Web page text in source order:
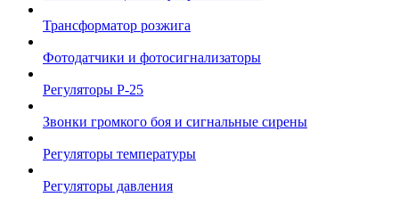
Трансформатор розжига
Фотодатчики и фотосигнализаторы
Регуляторы Р-25
Звонки громкого боя и сигнальные сирены
Регуляторы температуры
Регуляторы давления